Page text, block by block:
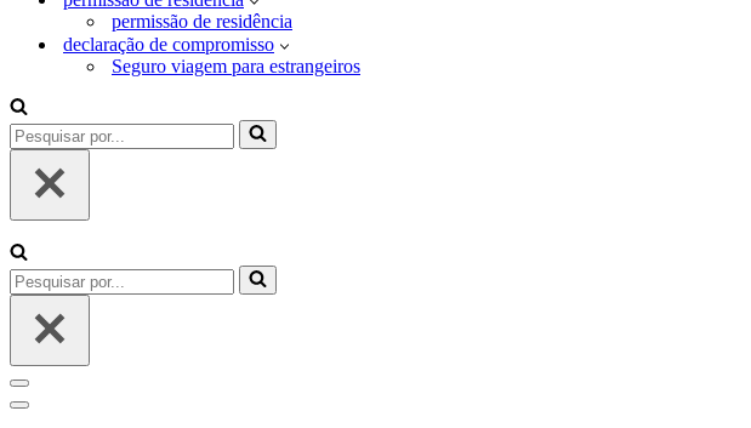
permissão de residência
declaração de compromisso
Seguro viagem para estrangeiros
Pesquisar
por...
Pesquisar
por...
Menu
de
Menu